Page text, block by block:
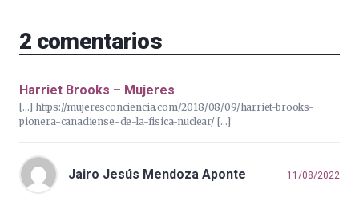
2 comentarios
Harriet Brooks – Mujeres
[…] https://mujeresconciencia.com/2018/08/09/harriet-brooks-
pionera-canadiense-de-la-fisica-nuclear/ […]
Jairo Jesús Mendoza Aponte 11/08/2022